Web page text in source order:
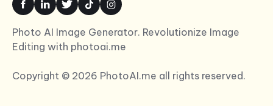
Photo AI Image Generator. Revolutionize Image
Editing with photoai.me
Copyright © 2026 PhotoAI.me all rights reserved.